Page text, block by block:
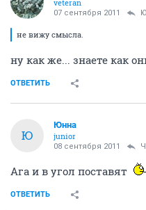
veteran
07 сентября 2011
не вижу смысла.
ну как же... знаете как
ОТВЕТИТЬ
Ю
Юнна
junior
08 сентября 2011
Ага и в угол поставят
ОТВЕТИТЬ